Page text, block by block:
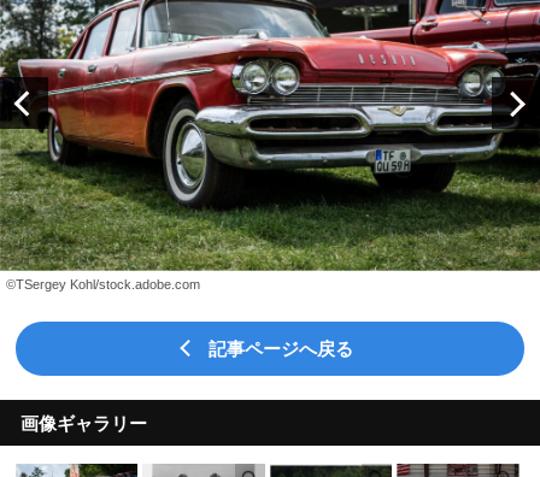
©TSergey Kohl/stock.adobe.com
記事ページへ戻る
画像ギャラリー